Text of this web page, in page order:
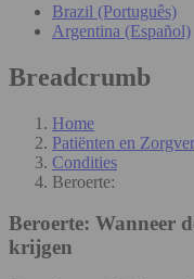
Brazil (Português)
Argentina (Español)
Breadcrumb
Home
Patiënten en
Condities
Beroerte:
Beroerte: Wanneer
krijgen